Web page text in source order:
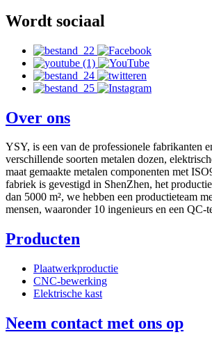
Wordt sociaal
Over ons
YSY, is een van de professionele fabrikanten
verschillende soorten metalen dozen,
maat gemaakte metalen componenten met
fabriek is gevestigd in ShenZhen, het
dan 5000 m², we hebben een productieteam
mensen, waaronder 10 ingenieurs en een QC-
Producten
Plaatwerkproductie
CNC-bewerking
Elektrische kast
Neem contact met ons op